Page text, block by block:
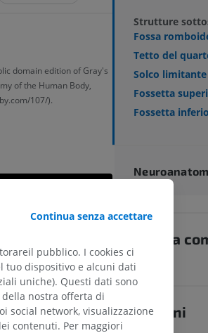
domain edition of Gray's
of the Human Body,
107/).
Strutture
Fossa
Tetto del
Solco limitante
Fossetta
Fossetta
Anatomia
animali
Traduzioni
Continua senza accettare
pubblico. I cookies ci
tuo dispositivo e alcuni dati
uniche). Questi dati sono
nostra offerta di
social network, visualizzazione
contenuti. Per maggiori